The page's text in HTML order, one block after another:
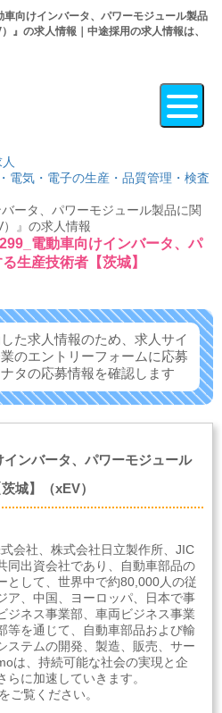
向けインバータ、パワーモジュール製品
』の求人情報｜中途採用の求人情報は、
電気・電子の生産・品質管理・検査
ータ、パワーモジュール製品に関
』の求人情報
電動車向けインバータ、パ
生産技術者【茨城】
た求人情報のため、求人サイ
のエントリーフォームに応募
タの応募情報を確認します
インバータ、パワーモジュール
城】（xEV）
会社、株式会社日立製作所、JIC
同出資会社であり、自動車部品の
として、世界中で約80,000人の従
ア、中国、ヨーロッパ、日本で事
ジネス事業部、車両ビジネス事業
等を通じて、自動車部品および輸
ステムの開発、製造、販売、サー
は、持続可能な社会の実現と企
に加速していきます。
ご覧ください。